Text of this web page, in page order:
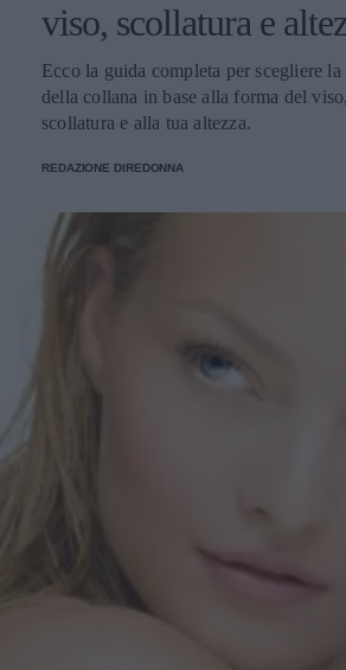
viso, scollatura e
Ecco la guida completa per scegliere
della collana in base alla forma del
scollatura e alla tua altezza.
REDAZIONE DIREDONNA